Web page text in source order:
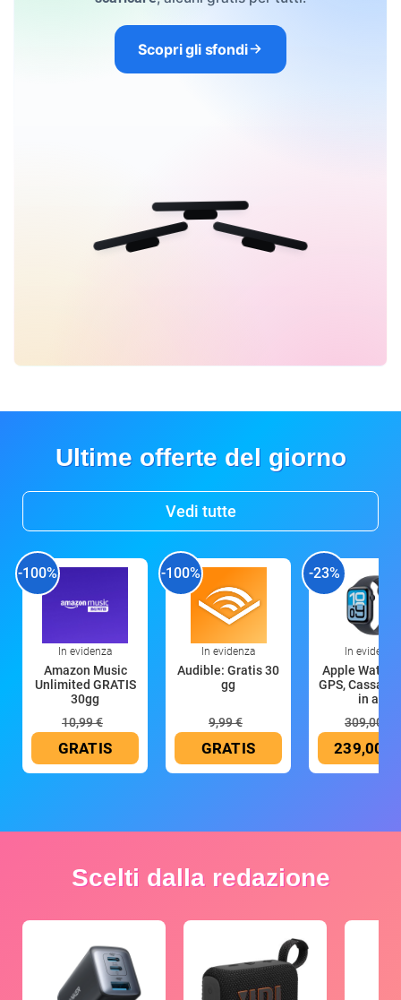
Scopri gli sfondi
Ultime offerte del giorno
Vedi tutte
-100%
In evidenza
Amazon Music
Unlimited GRATIS
30gg
10,99 €
GRATIS
-100%
In evidenza
Audible: Gratis 30
gg
9,99 €
GRATIS
-23%
In evidenza
Apple Watch
GPS, Cassa
in all
309,00 €
239,00 €
Scelti dalla redazione